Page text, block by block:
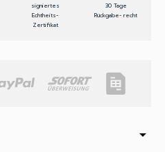
signiertes
Echtheits-
Zertifikat
30 Tage
Rückgabe- recht
arrow_drop_down